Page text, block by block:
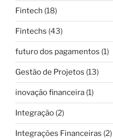
Fintech (18)
Fintechs (43)
futuro dos pagamentos (1)
Gestão de Projetos (13)
inovação financeira (1)
Integração (2)
Integrações Financeiras (2)